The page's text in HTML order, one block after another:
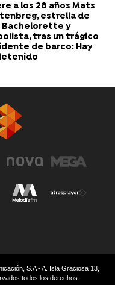
a los 28 años Mats
estrella de
Bachelorette y
tras un trágico
de barco: Hay
S.A - A. Isla Graciosa 13,
todos los derechos